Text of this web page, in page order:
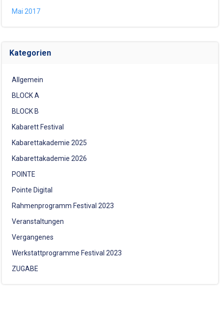
Mai 2017
Kategorien
Allgemein
BLOCK A
BLOCK B
Kabarett Festival
Kabarettakademie 2025
Kabarettakademie 2026
POINTE
Pointe Digital
Rahmenprogramm Festival 2023
Veranstaltungen
Vergangenes
Werkstattprogramme Festival 2023
ZUGABE